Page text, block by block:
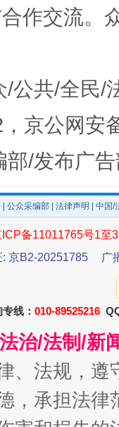
” 法
一
作交流。
/公共/全民/
京公网安
/发布广
公众采编部 法律声明 | 中国
ICP备11011765号1至
: 京B2-20251785
广
线： 010-89525216
治/法制/新
、法规，
，承担法